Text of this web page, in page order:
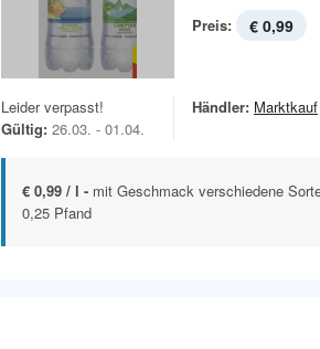
Preis: € 0,99
Leider verpasst!
Gültig: 26.03. - 01.04.
Händler: Marktkauf
€ 0,99 / l - mit Geschmack verschiedene
0,25 Pfand